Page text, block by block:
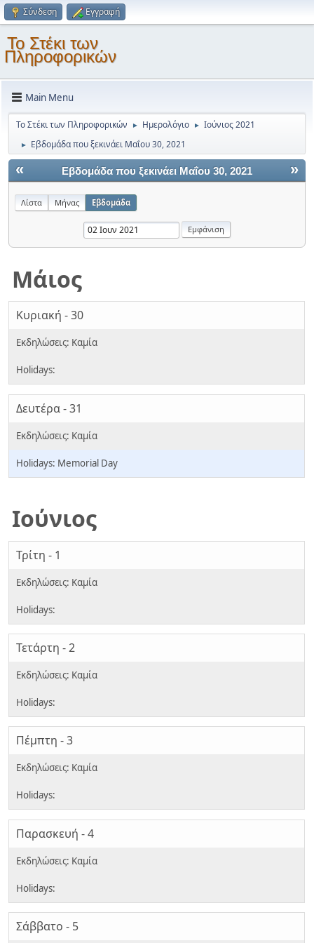
Σύνδεση Εγγραφή
Το Στέκι των
Πληροφορικών
Main Menu
Το Στέκι των Πληροφορικών ► Ημερολόγιο ► Ιούνιος 2021
► Εβδομάδα που ξεκινάει Μαΐου 30, 2021
« »
Εβδομάδα που ξεκινάει Μαΐου 30, 2021
Λίστα Μήνας Εβδομάδα
Μάιος
Κυριακή - 30
Δευτέρα - 31
Memorial Day
Ιούνιος
Τρίτη - 1
Τετάρτη - 2
Πέμπτη - 3
Παρασκευή - 4
Σάββατο - 5